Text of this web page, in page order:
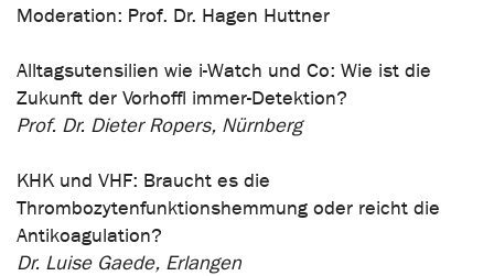
Moderation: Prof. Dr. Hagen Huttner
Alltagsutensilien wie i-Watch und Co: Wie ist die
Zukunft der Vorhoffl immer-Detektion?
Prof. Dr. Dieter Ropers, Nürnberg
KHK und VHF: Braucht es die
Thrombozytenfunktionshemmung oder reicht die
Antikoagulation?
Dr. Luise Gaede, Erlangen